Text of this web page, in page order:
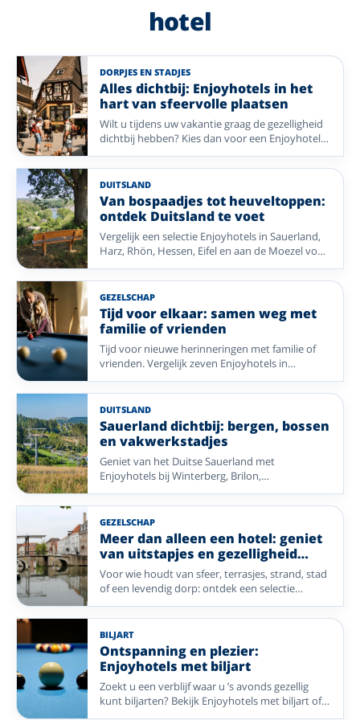
hotel
DORPJES EN STADJES
Alles dichtbij: Enjoyhotels in het
hart van sfeervolle plaatsen
Wilt u tijdens uw vakantie graag de gezelligheid
dichtbij hebben? Kies dan voor een Enjoyhotel
in of nabij het centrum. Van historische pleinen
en sfeervolle winkelstraten tot gezellige
dorpskernen: stap de deur uit en ontdek direct
de charme van uw vakantiebestemming. Geniet
van comfort, gastvrijheid en alle mooie plekken
die op loopafstand liggen.
DUITSLAND
Van bospaadjes tot heuveltoppen:
ontdek Duitsland te voet
Vergelijk een selectie Enjoyhotels in Sauerland,
Harz, Rhön, Hessen, Eifel en aan de Moezel voor
een wandelvakantie door gevarieerde natuur.
GEZELSCHAP
Tijd voor elkaar: samen weg met
familie of vrienden
Tijd voor nieuwe herinneringen met familie of
vrienden. Vergelijk zeven Enjoyhotels in
Nederland, België en Duitsland, van levendige
steden tot rustige natuur.
DUITSLAND
Sauerland dichtbij: bergen, bossen
en vakwerkstadjes
Geniet van het Duitse Sauerland met
Enjoyhotels bij Winterberg, Brilon,
Siedlinghausen en Bleiwäsche. Ideaal voor
wandelen, fietsen en ontspannen
natuuruitstapjes.
GEZELSCHAP
Meer dan alleen een hotel: geniet
van uitstapjes en gezelligheid
dichtbij
Voor wie houdt van sfeer, terrasjes, strand, stad
of een levendig dorp: ontdek een selectie
Enjoyhotels waar gezelligheid en vermaak
makkelijk binnen bereik zijn.
BILJART
Ontspanning en plezier:
Enjoyhotels met biljart
Zoekt u een verblijf waar u ’s avonds gezellig
kunt biljarten? Bekijk Enjoyhotels met biljart of
poolbiljart in Nederland, Duitsland en België.